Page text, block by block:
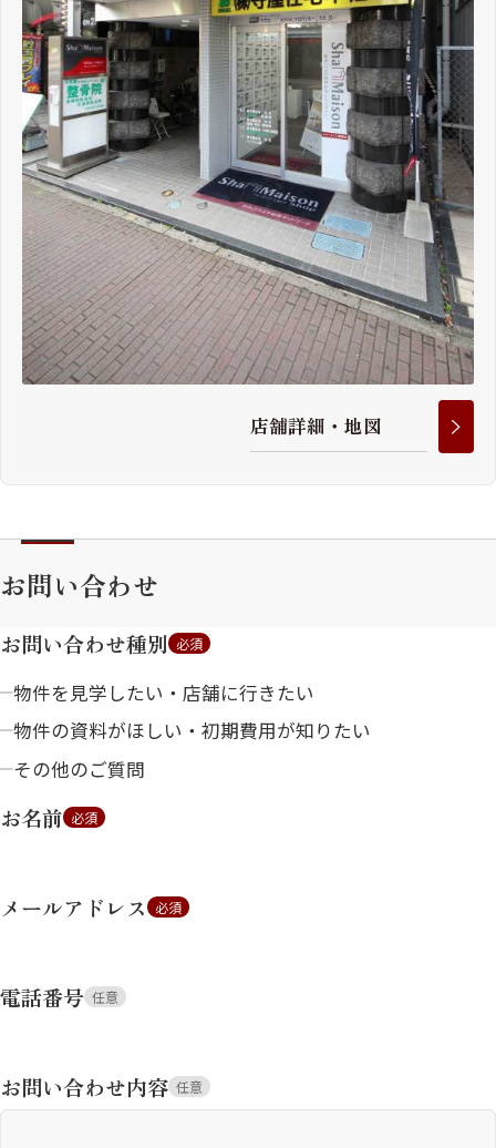
店舗詳細 ・地図
お問い合わせ
お問い合わせ種別 必須
物件を見学したい・店舗に行きたい
物件の資料がほしい・初期費用が知りたい
その他のご質問
お名前 必須
メールアドレス 必須
電話番号 任意
お問い合わせ内容 任意